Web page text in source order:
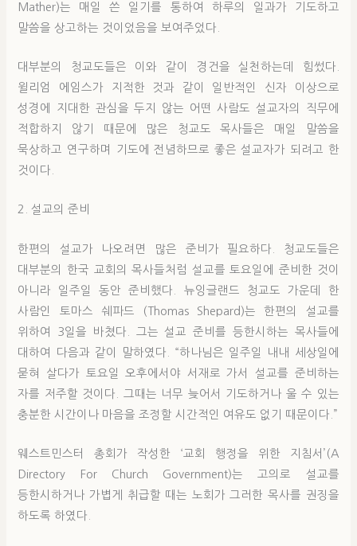
Mather)는 매일 쓴 일기를 통하여 하루의 일과가 기도하고
말씀을 상고하는 것이었음을 보여주었다.
대부분의 청교도들은 이와 같이 경건을 실천하는데 힘썼다.
윌리엄 에임스가 지적한 것과 같이 일반적인 신자 이상으로
성경에 지대한 관심을 두지 않는 어떤 사람도 설교자의 직무에
적합하지 않기 때문에 많은 청교도 목사들은 매일 말씀을
묵상하고 연구하며 기도에 전념하므로 좋은 설교자가 되려고 한
것이다.
2. 설교의 준비
한편의 설교가 나오려면 많은 준비가 필요하다. 청교도들은
대부분의 한국 교회의 목사들처럼 설교를 토요일에 준비한 것이
아니라 일주일 동안 준비했다. 뉴잉글랜드 청교도 가운데 한
사람인 토마스 쉐파드 (Thomas Shepard)는 한편의 설교를
위하여 3일을 바쳤다. 그는 설교 준비를 등한시하는 목사들에
대하여 다음과 같이 말하였다. “하나님은 일주일 내내 세상일에
묻혀 살다가 토요일 오후에서야 서재로 가서 설교를 준비하는
자를 저주할 것이다. 그때는 너무 늦어서 기도하거나 울 수 있는
충분한 시간이나 마음을 조정할 시간적인 여유도 없기 때문이다.”
웨스트민스터 총회가 작성한 ‘교회 행정을 위한 지침서’(A
Directory For Church Government)는 고의로 설교를
등한시하거나 가볍게 취급할 때는 노회가 그러한 목사를 권징을
하도록 하였다.